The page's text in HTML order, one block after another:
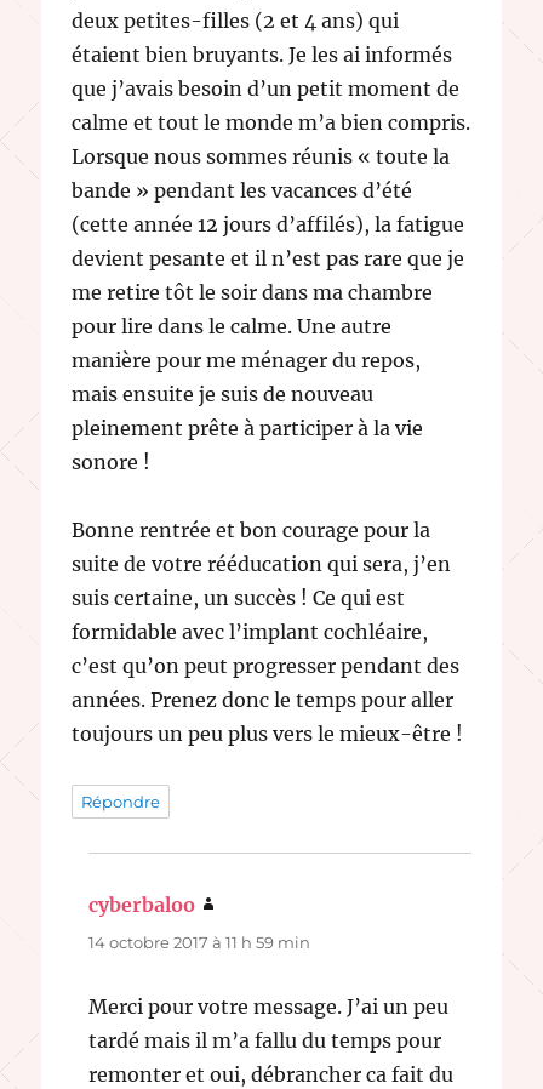
deux petites-filles (2 et 4 ans) qui
étaient bien bruyants. Je les ai informés
que j’avais besoin d’un petit moment de
calme et tout le monde m’a bien compris.
Lorsque nous sommes réunis « toute la
bande » pendant les vacances d’été
(cette année 12 jours d’affilés), la fatigue
devient pesante et il n’est pas rare que je
me retire tôt le soir dans ma chambre
pour lire dans le calme. Une autre
manière pour me ménager du repos,
mais ensuite je suis de nouveau
pleinement prête à participer à la vie
sonore !
Bonne rentrée et bon courage pour la
suite de votre rééducation qui sera, j’en
suis certaine, un succès ! Ce qui est
formidable avec l’implant cochléaire,
c’est qu’on peut progresser pendant des
années. Prenez donc le temps pour aller
toujours un peu plus vers le mieux-être !
Répondre
cyberbaloo
14 octobre 2017 à 11 h 59 min
Merci pour votre message. J’ai un peu
tardé mais il m’a fallu du temps pour
remonter et oui, débrancher ca fait du